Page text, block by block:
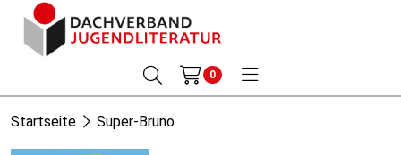
0
Startseite Super-Bruno